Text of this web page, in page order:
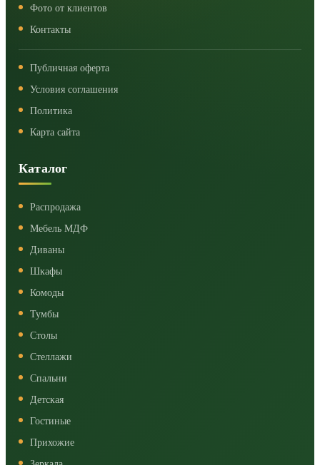
Фото от клиентов
Контакты
Публичная оферта
Условия соглашения
Политика
Карта сайта
Каталог
Распродажа
Мебель МДФ
Диваны
Шкафы
Комоды
Тумбы
Столы
Стеллажи
Спальни
Детская
Гостиные
Прихожие